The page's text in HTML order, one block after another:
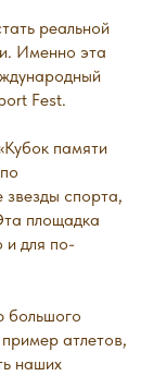
реальной
Именно эта
Fest.
памяти
звезды спорта,
площадка
и для по-
большого
атлетов,
наших